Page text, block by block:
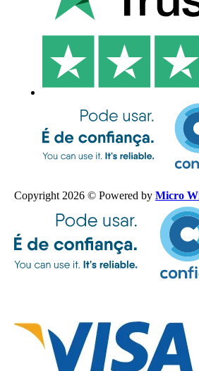
Copyright 2026 © Powered by Micro